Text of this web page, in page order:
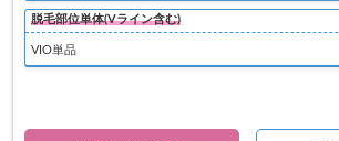
脱毛部位単体(Vライン含む)
VIO単品